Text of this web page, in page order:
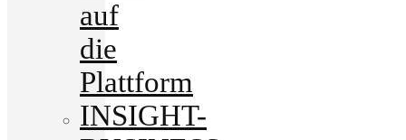
auf
die
Plattform
INSIGHT-